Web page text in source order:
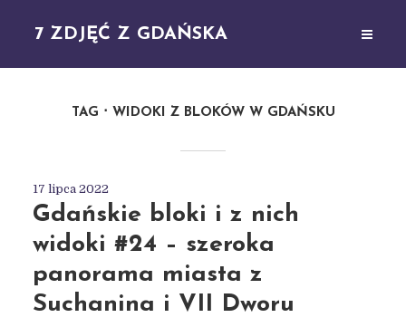
7 ZDJĘĆ Z GDAŃSKA
TAG WIDOKI Z BLOKÓW W GDAŃSKU
17 lipca 2022
Gdańskie bloki i z nich
widoki #24 – szeroka
panorama miasta z
Suchanina i VII Dworu